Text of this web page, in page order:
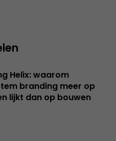
Helix: waarom
branding meer op
lijkt dan op bouwen